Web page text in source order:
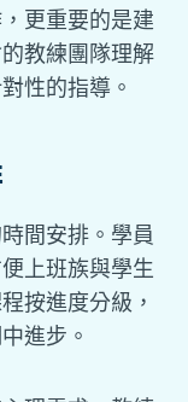
更重要的是建
教練團隊理解
性的指導。
間安排。學員
上班族與學生
按進度分級，
進步。